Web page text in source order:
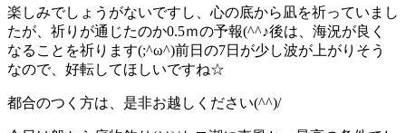
楽しみでしょうがないですし、心の底から凪を祈っていまし
たが、祈りが通じたのか0.5ｍの予報(^^♪後は、海況が良く
なることを祈ります(;^ω^)前日の7日が少し波が上がりそう
なので、好転してほしいですね☆
都合のつく方は、是非お越しください(^^)/